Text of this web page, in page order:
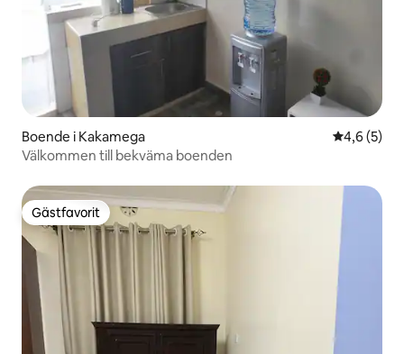
Boende i Kakamega 4,6 av 5 i
4,6 (5)
Välkommen till bekväma boenden
Gästfavorit
Gästfavorit